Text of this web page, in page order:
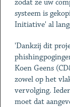
zodat ze uw
systeem is
Initiative' al
'Dankzij dit
Koen Geens
zowel op het
vervolging.
moet dat